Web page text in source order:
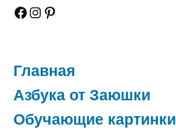
Facebook
Instagram
Pinterest
Главная
Азбука от Заюшки
Обучающие картинки